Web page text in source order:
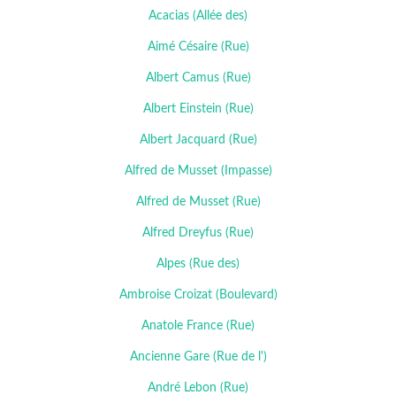
Acacias (Allée des)
Aimé Césaire (Rue)
Albert Camus (Rue)
Albert Einstein (Rue)
Albert Jacquard (Rue)
Alfred de Musset (Impasse)
Alfred de Musset (Rue)
Alfred Dreyfus (Rue)
Alpes (Rue des)
Ambroise Croizat (Boulevard)
Anatole France (Rue)
Ancienne Gare (Rue de l')
André Lebon (Rue)